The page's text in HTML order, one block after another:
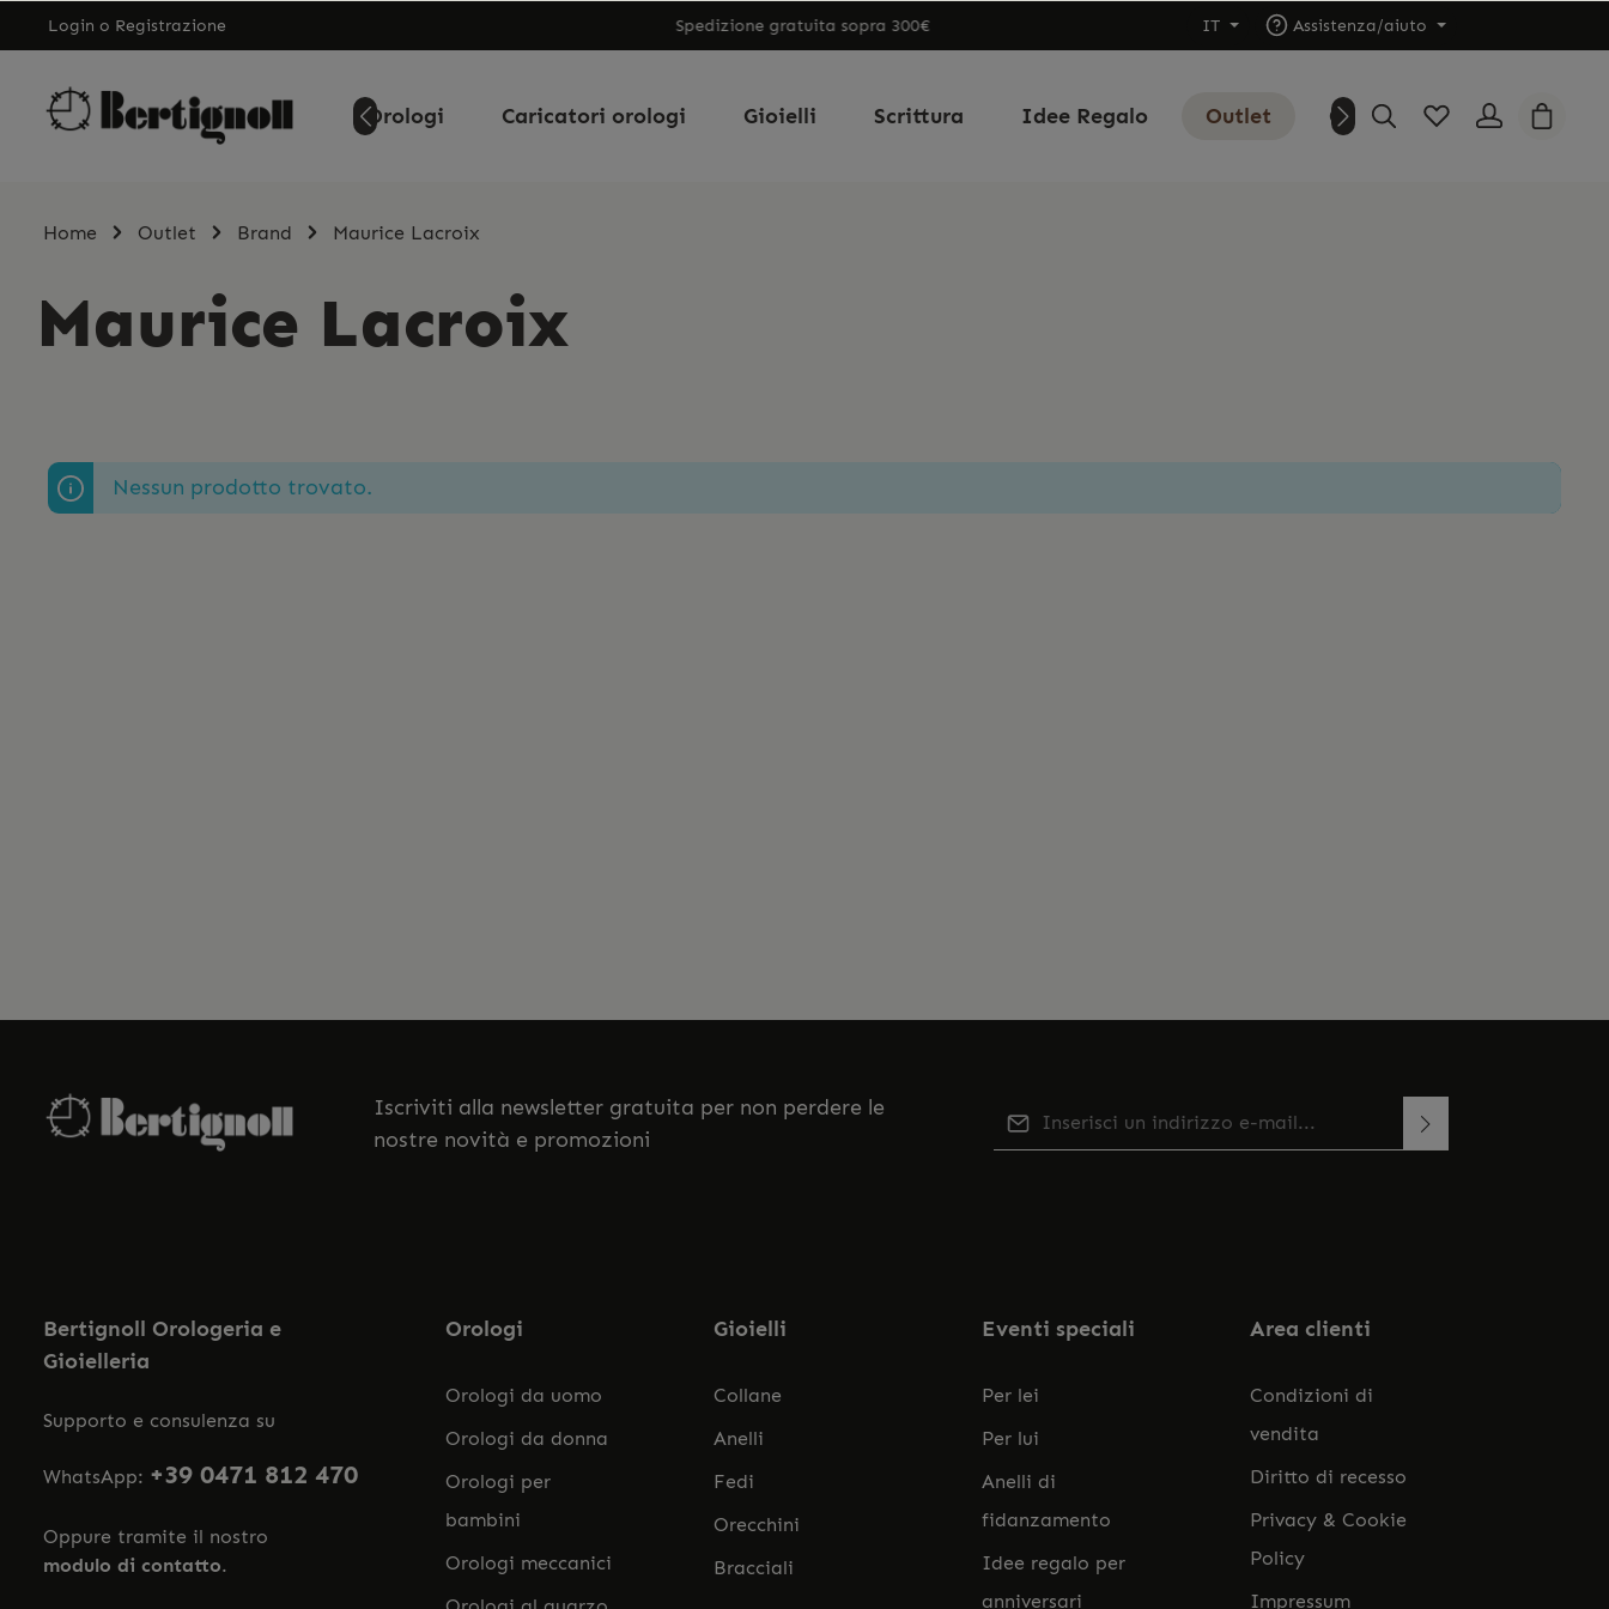
Login o Registrazione Spedizione gratuita sopra 300€ IT Assistenza/aiuto
Home Orologi Caricatori orologi Gioielli Scrittura Idee Regalo Outlet Chi siamo
Home Outlet Brand Maurice Lacroix
Maurice Lacroix
Nessun prodotto trovato.
Iscriviti alla newsletter gratuita per non perdere le
nostre novità e promozioni
Indirizzo e-mail*
Bertignoll Orologeria e
Gioielleria
Supporto e consulenza su
WhatsApp: +39 0471 812 470
Oppure tramite il nostro
modulo di contatto.
Orologi
Orologi da uomo
Orologi da donna
Orologi per
bambini
Orologi meccanici
Gioielli
Collane
Anelli
Fedi
Orecchini
Bracciali
Eventi speciali
Per lei
Per lui
Anelli di
fidanzamento
Idee regalo per
anniversari
Area clienti
Condizioni di
vendita
Diritto di recesso
Privacy & Cookie
Policy
Impressum